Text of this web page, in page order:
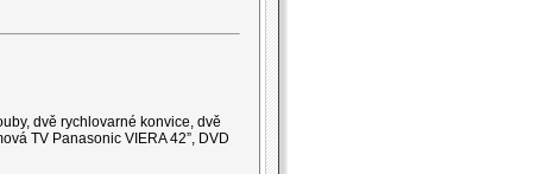
dvě rychlovarné konvice, dvě
TV Panasonic VIERA 42”, DVD